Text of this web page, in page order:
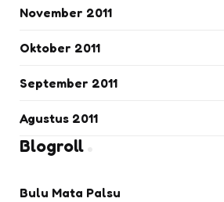
November 2011
Oktober 2011
September 2011
Agustus 2011
Blogroll
Bulu Mata Palsu